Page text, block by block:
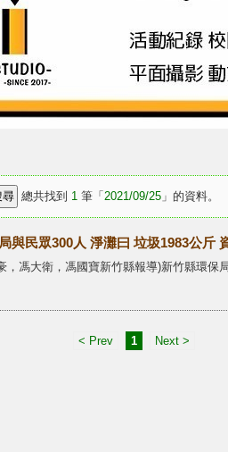
總共找到 1 筆「 2021/09/25 」的資料。
與民眾300人 淨灘曰 垃圾1983公
馮大衛，馮國寶新竹縣報導)新竹縣環保
< Prev 1 Next >